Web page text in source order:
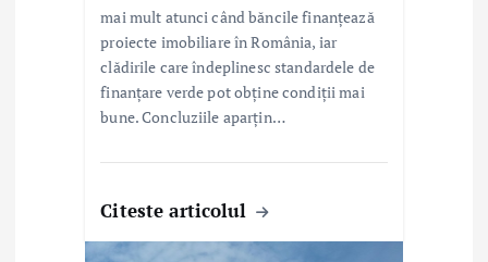
mai mult atunci când băncile finanțează
proiecte imobiliare în România, iar
clădirile care îndeplinesc standardele de
finanțare verde pot obține condiții mai
bune. Concluziile aparțin…
Citeste articolul